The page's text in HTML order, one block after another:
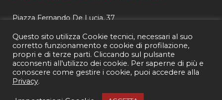
Piazza Fernando De Lucia, 37
Tel.3400596959 – 3404632889
email.info@viborada.it
Copyright 2021 Studio bibliografico Viborada
Questo sito utilizza Cookie tecnici, necessari al suo
corretto funzionamento e cookie di profilazione,
propri e di terze parti. Cliccando sul pulsante
acconsenti all'utilizzo dei cookie. Per saperne di più e
conoscere come gestire i cookie, puoi accedere alla
Privacy.